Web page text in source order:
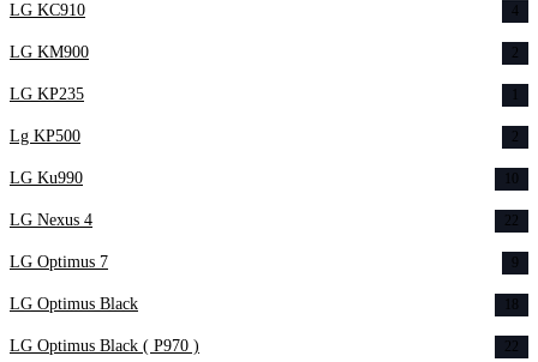
LG KC910 4
LG KM900 2
LG KP235
Lg KP500 2
LG Ku990 10
LG Nexus 4 22
LG Optimus 7 9
LG Optimus Black 18
LG Optimus Black ( P970 ) 22